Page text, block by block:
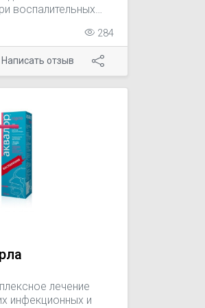
воспалительных
природы:
ринит; - острый и
- назофарингит; -
- аденоидит.
284
Написать отзыв
лечение
инфекционных и